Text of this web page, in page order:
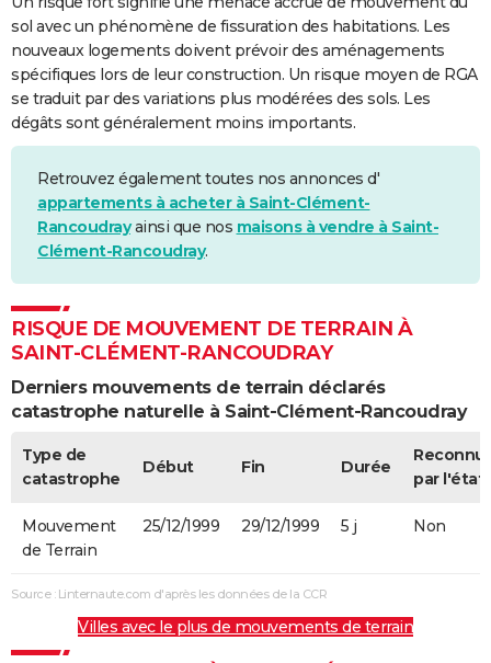
sol avec un phénomène de fissuration des habitations. Les
nouveaux logements doivent prévoir des aménagements
spécifiques lors de leur construction. Un risque moyen de RGA
se traduit par des variations plus modérées des sols. Les
dégâts sont généralement moins importants.
Retrouvez également toutes nos annonces d'
appartements à acheter à Saint-Clément-
Rancoudrayainsi que nos maisons à vendre à Saint-
Clément-Rancoudray.
RISQUE DE MOUVEMENT DE TERRAIN À
SAINT-CLÉMENT-RANCOUDRAY
Derniers mouvements de terrain déclarés
catastrophe naturelle à Saint-Clément-Rancoudray
Type de
catastrophe
Début Fin Durée
par l'état
Mouvement
de Terrain
25/12/1999 29/12/1999 5 j Non
Source : Linternaute.com d'après les données de la CCR
Villes avec le plus de mouvements de terrain